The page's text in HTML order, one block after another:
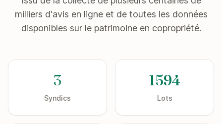
milliers d'avis en ligne et de toutes les données
disponibles sur le patrimoine en copropriété.
3
Syndics
1594
Lots